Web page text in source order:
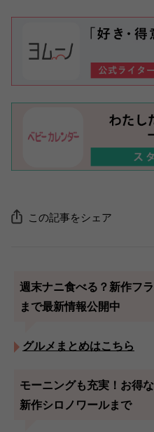
この記事をシェア
週末ナニ食べる？新作フ
まで最新情報公開中
グルメまとめはこちら
モーニングも充実！お得
新作シロノワールまで